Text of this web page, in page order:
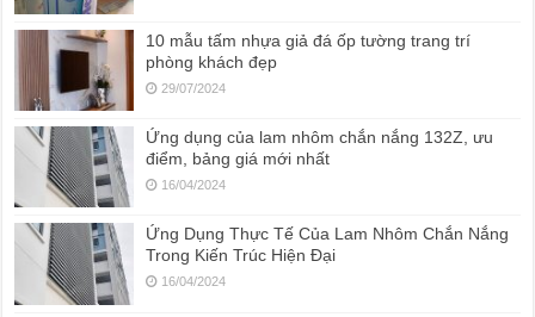
10 mẫu tấm nhựa giả đá ốp tường trang trí
phòng khách đẹp
29/07/2024
Ứng dụng của lam nhôm chắn nắng 132Z, ưu
điểm, bảng giá mới nhất
16/04/2024
Ứng Dụng Thực Tế Của Lam Nhôm Chắn Nắng
Trong Kiến Trúc Hiện Đại
16/04/2024